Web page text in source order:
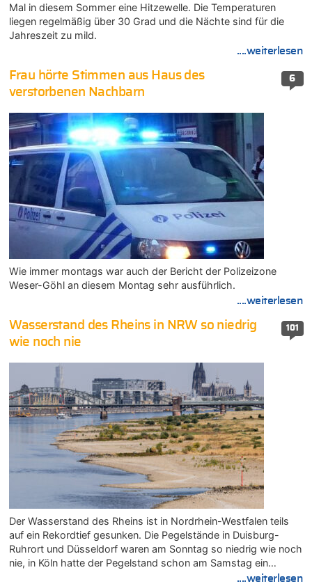
Mal in diesem Sommer eine Hitzewelle. Die Temperaturen
liegen regelmäßig über 30 Grad und die Nächte sind für die
Jahreszeit zu mild.
....weiterlesen
6
Frau hörte Stimmen aus Haus des
verstorbenen Nachbarn
Wie immer montags war auch der Bericht der Polizeizone
Weser-Göhl an diesem Montag sehr ausführlich.
....weiterlesen
101
Wasserstand des Rheins in NRW so niedrig
wie noch nie
Der Wasserstand des Rheins ist in Nordrhein-Westfalen teils
auf ein Rekordtief gesunken. Die Pegelstände in Duisburg-
Ruhrort und Düsseldorf waren am Sonntag so niedrig wie noch
nie, in Köln hatte der Pegelstand schon am Samstag ein…
....weiterlesen